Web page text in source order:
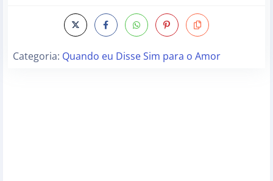
Categoria: Quando eu Disse Sim para o Amor